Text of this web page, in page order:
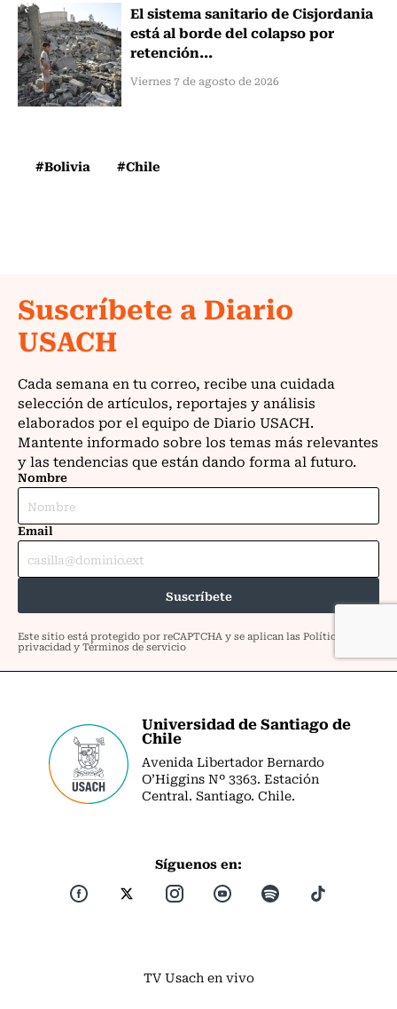
El sistema sanitario de Cisjordania
está al borde del colapso por
retención...
Viernes 7 de agosto de 2026
#Bolivia #Chile
Universidad de Santiago de
Chile
Avenida Libertador Bernardo
O’Higgins Nº 3363. Estación
Central. Santiago. Chile.
Síguenos en:
TV Usach en vivo